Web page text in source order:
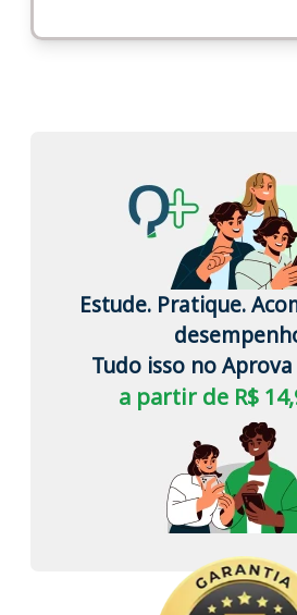
Estude. Pratique.
Tudo isso no
a partir de R$